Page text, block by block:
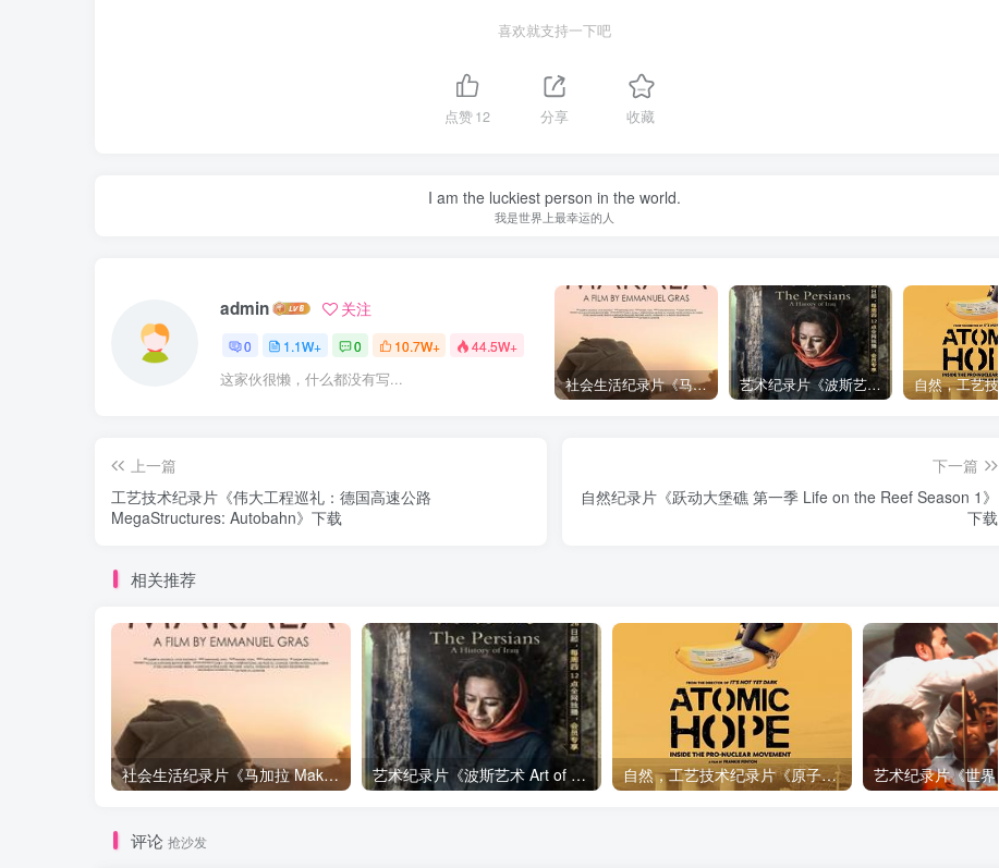
喜欢就支持一下吧
点赞12 分享 收藏
I am the luckiest person in the world.
我是世界上最幸运的人
admin 关注
0 1.1W+ 0 10.7W+ 44.5W+
这家伙很懒，什么都没有写... 社会生活纪录片《马加拉 Makala》下载 艺术纪录片《波斯艺术 Art of Persia》下载
上一篇
工艺技术纪录片《伟大工程巡礼：德国高速公路
MegaStructures: Autobahn》下载
下一篇
自然纪录片《跃动大堡礁 第一季 Life on the Reef Season 1》
下载
相关推荐
社会生活纪录片《马加拉 Makala》下载 艺术纪录片《波斯艺术 Art of Persia》下载 自然，工艺技术纪录片《原子能的希望 Atomic Hope – Inside the Pro-Nuclear Movement》下载
评论 抢沙发